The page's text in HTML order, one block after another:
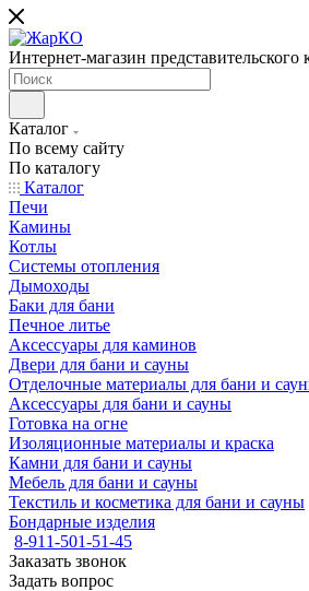
Интернет-магазин представительского
Каталог
По всему сайту
По каталогу
Каталог
Печи
Камины
Котлы
Системы отопления
Дымоходы
Баки для бани
Печное литье
Аксессуары для каминов
Двери для бани и сауны
Отделочные материалы для бани и
Аксессуары для бани и сауны
Готовка на огне
Изоляционные материалы и краска
Камни для бани и сауны
Мебель для бани и сауны
Текстиль и косметика для бани и сауны
Бондарные изделия
8-911-501-51-45
Заказать звонок
Задать вопрос